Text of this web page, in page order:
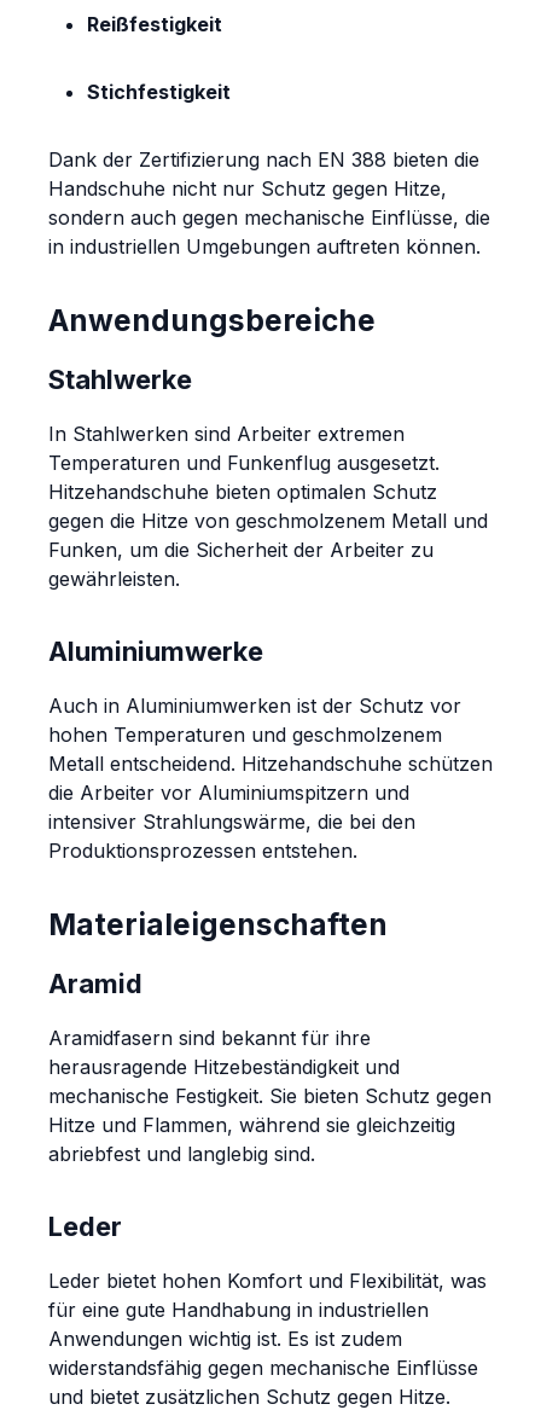
Reißfestigkeit
Stichfestigkeit
Dank der Zertifizierung nach EN 388 bieten die
Handschuhe nicht nur Schutz gegen Hitze,
sondern auch gegen mechanische Einflüsse, die
in industriellen Umgebungen auftreten können.
Anwendungsbereiche
Stahlwerke
In Stahlwerken sind Arbeiter extremen
Temperaturen und Funkenflug ausgesetzt.
Hitzehandschuhe bieten optimalen Schutz
gegen die Hitze von geschmolzenem Metall und
Funken, um die Sicherheit der Arbeiter zu
gewährleisten.
Aluminiumwerke
Auch in Aluminiumwerken ist der Schutz vor
hohen Temperaturen und geschmolzenem
Metall entscheidend. Hitzehandschuhe schützen
die Arbeiter vor Aluminiumspitzern und
intensiver Strahlungswärme, die bei den
Produktionsprozessen entstehen.
Materialeigenschaften
Aramid
Aramidfasern sind bekannt für ihre
herausragende Hitzebeständigkeit und
mechanische Festigkeit. Sie bieten Schutz gegen
Hitze und Flammen, während sie gleichzeitig
abriebfest und langlebig sind.
Leder
Leder bietet hohen Komfort und Flexibilität, was
für eine gute Handhabung in industriellen
Anwendungen wichtig ist. Es ist zudem
widerstandsfähig gegen mechanische Einflüsse
und bietet zusätzlichen Schutz gegen Hitze.